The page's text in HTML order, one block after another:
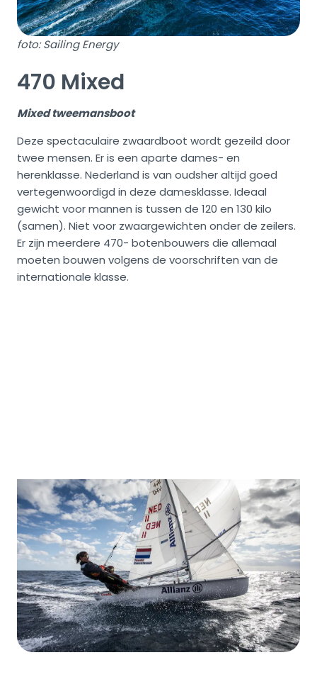
foto: Sailing Energy
470 Mixed
Mixed tweemansboot
Deze spectaculaire zwaardboot wordt gezeild door
twee mensen. Er is een aparte dames- en
herenklasse. Nederland is van oudsher altijd goed
vertegenwoordigd in deze damesklasse. Ideaal
gewicht voor mannen is tussen de 120 en 130 kilo
(samen). Niet voor zwaargewichten onder de zeilers.
Er zijn meerdere 470- botenbouwers die allemaal
moeten bouwen volgens de voorschriften van de
internationale klasse.